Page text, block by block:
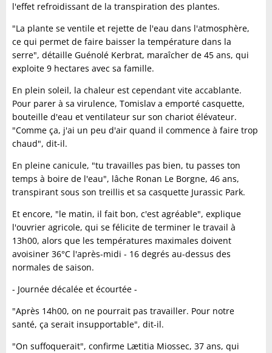
l'effet refroidissant de la transpiration des plantes.
"La plante se ventile et rejette de l'eau dans l'atmosphère,
ce qui permet de faire baisser la température dans la
serre", détaille Guénolé Kerbrat, maraîcher de 45 ans, qui
exploite 9 hectares avec sa famille.
En plein soleil, la chaleur est cependant vite accablante.
Pour parer à sa virulence, Tomislav a emporté casquette,
bouteille d'eau et ventilateur sur son chariot élévateur.
"Comme ça, j'ai un peu d'air quand il commence à faire trop
chaud", dit-il.
En pleine canicule, "tu travailles pas bien, tu passes ton
temps à boire de l'eau", lâche Ronan Le Borgne, 46 ans,
transpirant sous son treillis et sa casquette Jurassic Park.
Et encore, "le matin, il fait bon, c'est agréable", explique
l'ouvrier agricole, qui se félicite de terminer le travail à
13h00, alors que les températures maximales doivent
avoisiner 36°C l'après-midi - 16 degrés au-dessus des
normales de saison.
- Journée décalée et écourtée -
"Après 14h00, on ne pourrait pas travailler. Pour notre
santé, ça serait insupportable", dit-il.
"On suffoquerait", confirme Lætitia Miossec, 37 ans, qui